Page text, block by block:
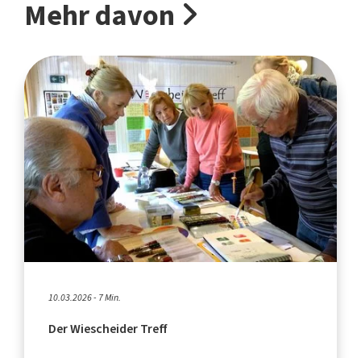
Mehr davon
10.03.2026 - 7 Min.
Der Wiescheider Treff